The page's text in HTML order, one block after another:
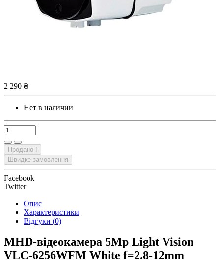
2 290 ₴
Нет в наличии
Продано !
Швидке замовлення
Facebook
Twitter
Опис
Характеристики
Відгуки (0)
MHD-відеокамера 5Mp Light Vision
VLC-6256WFM White f=2.8-12mm